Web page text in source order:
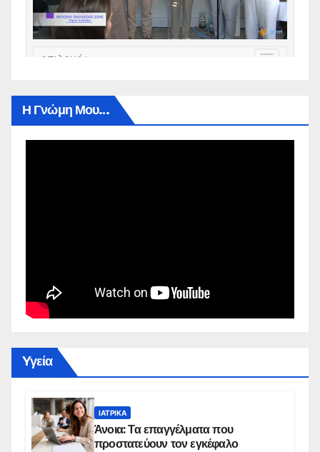
Η Γνώμη Μου…
Yγεία
ΙΑΤΡΙΚΆ
Άνοια: Τα επαγγέλματα που
προστατεύουν τον εγκέφαλο